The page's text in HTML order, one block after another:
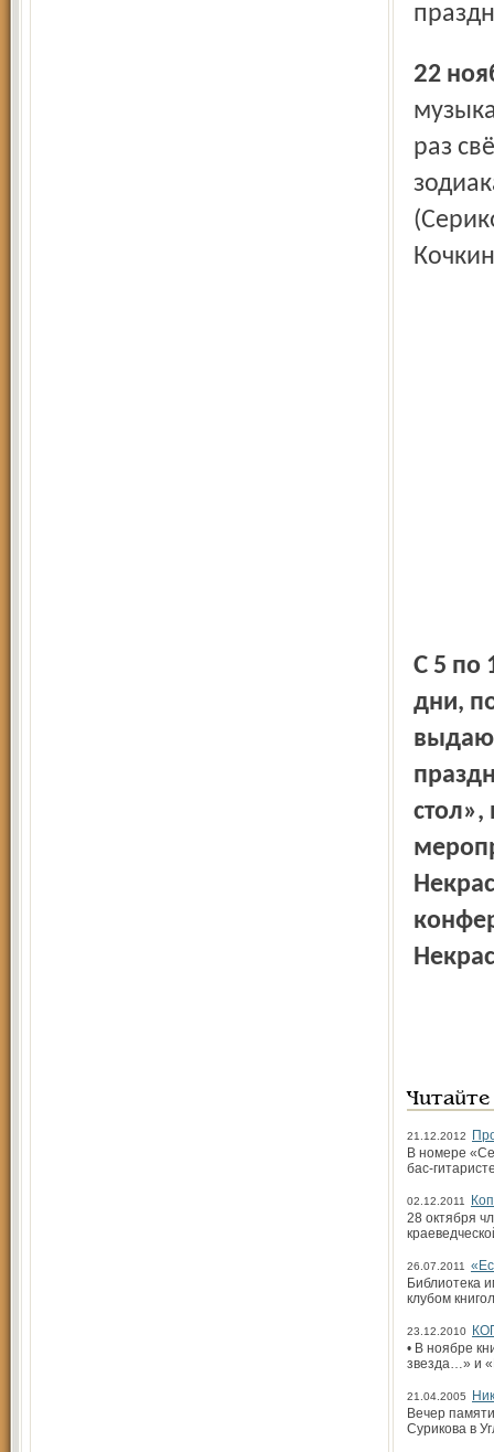
22
раз
С 5 по 11 декабря в Ярославле пройдут Некрасовские
дни,
21.12.2012
В номере
бас-
02.12.2011
28 октября
26.07.2011
Библиотека
клубом
23.12.2010
• В ноябре
звезда…» и
21.04.2005
Вечер
Сурикова в